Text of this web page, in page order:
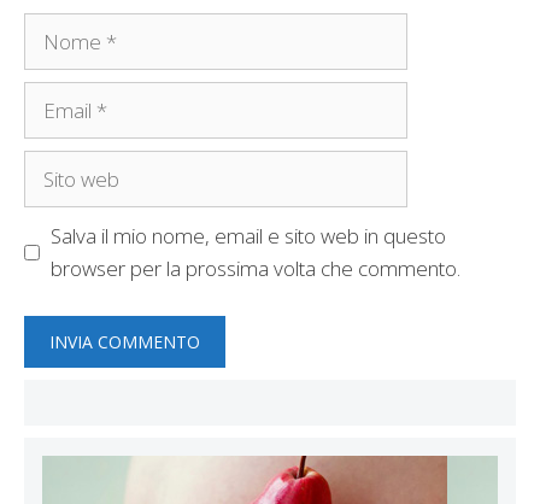
Nome
Email
Sito
Salva il mio nome, email e sito web in questo
browser per la prossima volta che commento.